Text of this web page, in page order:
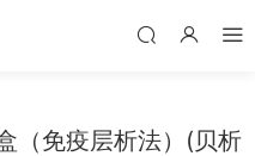
（免疫层析法）(贝析